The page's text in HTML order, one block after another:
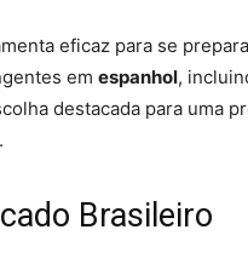
eficaz para se
em espanhol,
destacada para uma
.
Brasileiro